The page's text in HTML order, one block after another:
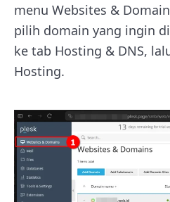
menu Websites &
pilih domain yang ingin
ke tab Hosting & DNS,
Hosting.